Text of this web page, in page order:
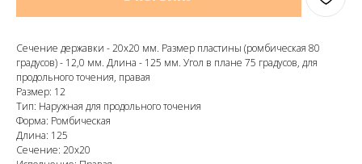
Сечение державки - 20х20 мм. Размер пластины (ромбическая 80
градусов) - 12,0 мм. Длина - 125 мм. Угол в плане 75 градусов, для
продольного точения, правая
Размер: 12
Тип: Наружная для продольного точения
Форма: Ромбическая
Длина: 125
Сечение: 20х20